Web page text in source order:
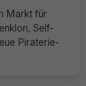
Markt für
Self-
Piraterie-